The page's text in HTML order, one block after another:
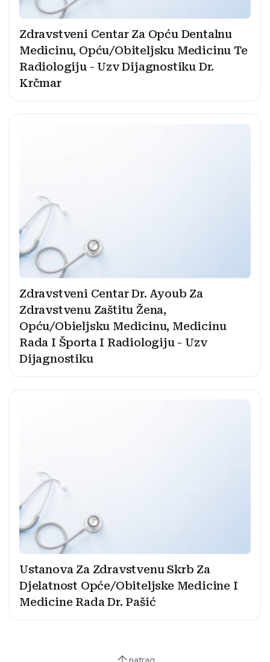
Zdravstveni Centar Za Opću Dentalnu
Medicinu, Opću/Obiteljsku Medicinu Te
Radiologiju - Uzv Dijagnostiku Dr.
Krčmar
Zdravstveni Centar Dr. Ayoub Za
Zdravstvenu Zaštitu Žena,
Opću/Obieljsku Medicinu, Medicinu
Rada I Športa I Radiologiju - Uzv
Dijagnostiku
Ustanova Za Zdravstvenu Skrb Za
Djelatnost Opće/Obiteljske Medicine I
Medicine Rada Dr. Pašić